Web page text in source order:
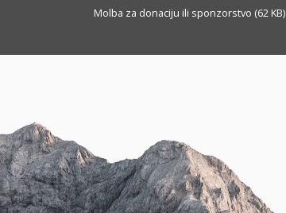
Molba za donaciju ili sponzorstvo (62 KB)